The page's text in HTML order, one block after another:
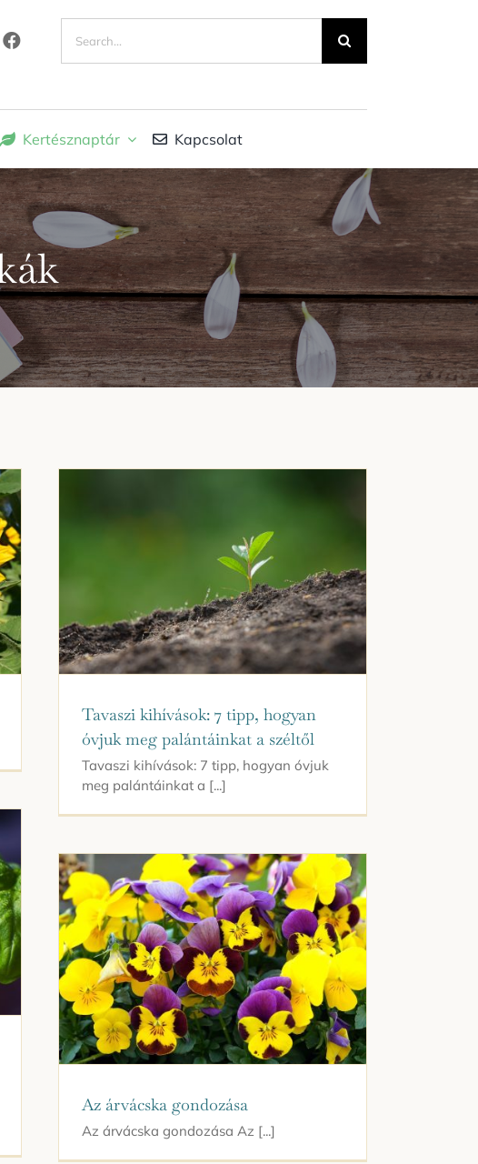
Kertésznaptár Kapcsolat
Tavaszi kihívások: 7 tipp, hogyan
óvjuk meg palántáinkat a széltől
Tavaszi kihívások: 7 tipp, hogyan óvjuk
meg palántáinkat a [...]
Az árvácska gondozása
Az árvácska gondozása Az [...]